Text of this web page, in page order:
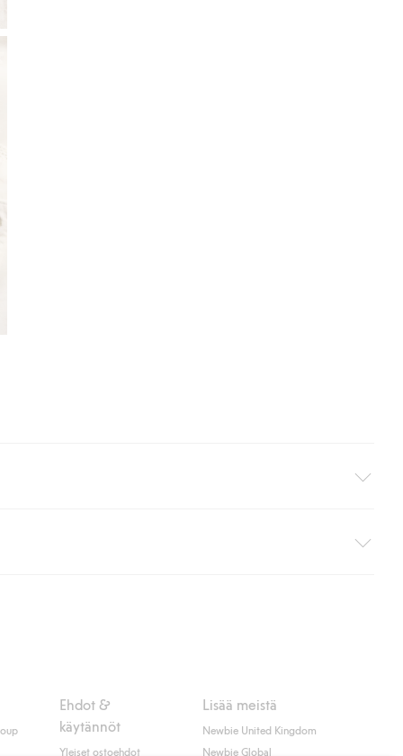
(ei koske kotiinkuljetusta). Toimituskulut
Ehdot &
käytännöt
Yleiset ostoehdot
Lisää meistä
Newbie United Kingdom
Newbie Global